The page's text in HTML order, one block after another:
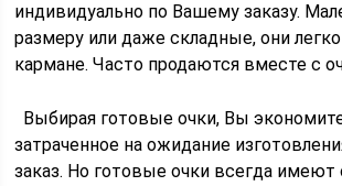
индивидуально по Вашему заказу.
размеру или даже складные, они
кармане. Часто продаются вместе с
Выбирая готовые очки, Вы
затраченное на ожидание
заказ. Но готовые очки всегда